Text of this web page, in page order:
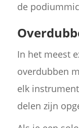
de
In het meest
overdubben
elk
delen zijn